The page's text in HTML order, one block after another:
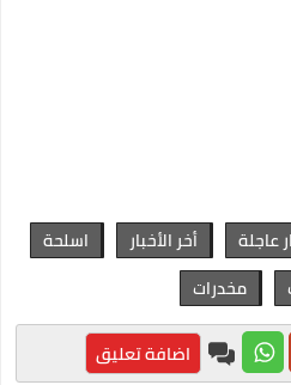
عاجلة أخر الأخبار
اسلحة
مخدرات
اضافة تعليق